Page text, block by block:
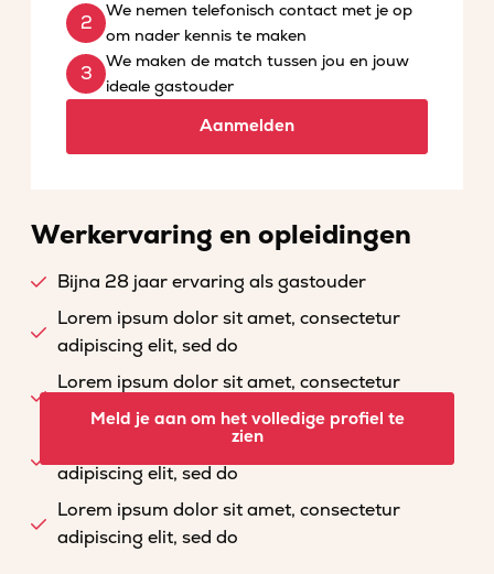
We nemen telefonisch contact met je op
om nader kennis te maken
We maken de match tussen jou en jouw
ideale gastouder
Aanmelden
Werkervaring en opleidingen
Bijna 28 jaar ervaring als gastouder
Lorem ipsum dolor sit amet, consectetur
adipiscing elit, sed do
Lorem ipsum dolor sit amet, consectetur
adipiscing elit, sed do
Lorem ipsum dolor sit amet, consectetur
adipiscing elit, sed do
Lorem ipsum dolor sit amet, consectetur
adipiscing elit, sed do
Meld je aan om het volledige profiel te
zien